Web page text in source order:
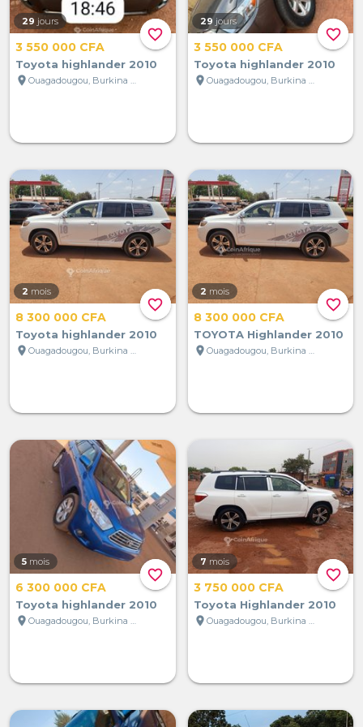
favorite_border
29 jours
3 550 000 CFA
Toyota highlander 2010
location_on
Ouagadougou, Burkina Faso
favorite_border
29 jours
3 550 000 CFA
Toyota highlander 2010
location_on
Ouagadougou, Burkina Faso
favorite_border
2 mois
8 300 000 CFA
Toyota highlander 2010
location_on
Ouagadougou, Burkina Faso
favorite_border
2 mois
8 300 000 CFA
TOYOTA Highlander 2010
location_on
Ouagadougou, Burkina Faso
favorite_border
5 mois
6 300 000 CFA
Toyota highlander 2010
location_on
Ouagadougou, Burkina Faso
favorite_border
7 mois
3 750 000 CFA
Toyota Highlander 2010
location_on
Ouagadougou, Burkina Faso